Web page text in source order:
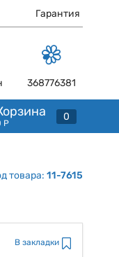
Гарантия
368776381
Р
0
товара: 11-7615
В закладки